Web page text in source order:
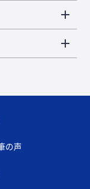
の声